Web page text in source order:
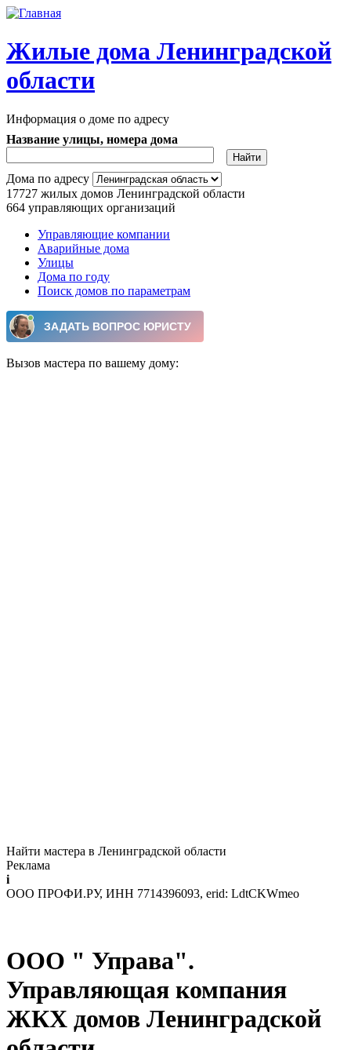
Перейти к основному содержанию
Жилые дома Ленинградской
области
Информация о доме по адресу
Название улицы, номера дома
Дома по адресу
17727 жилых домов Ленинградской области
664 управляющих организаций
Главное меню
Управляющие компании
Аварийные дома
Улицы
Дома по году
Поиск домов по параметрам
Вызов мастера по вашему дому:
Найти мастера в Ленинградской области
Реклама
i
ООО ПРОФИ.РУ, ИНН 7714396093, erid: LdtCKWmeo
ООО " Управа".
Управляющая компания
ЖКХ домов Ленинградской